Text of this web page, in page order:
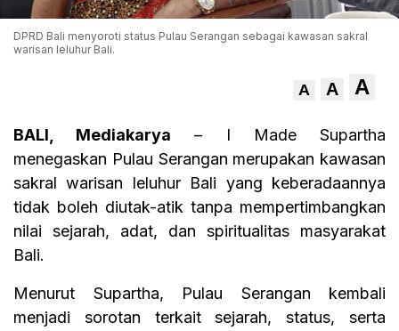
DPRD Bali menyoroti status Pulau Serangan sebagai kawasan sakral
warisan leluhur Bali.
A A A
BALI, Mediakarya – I Made Supartha
menegaskan Pulau Serangan merupakan kawasan
sakral warisan leluhur Bali yang keberadaannya
tidak boleh diutak-atik tanpa mempertimbangkan
nilai sejarah, adat, dan spiritualitas masyarakat
Bali.
Menurut Supartha, Pulau Serangan kembali
menjadi sorotan terkait sejarah, status, serta